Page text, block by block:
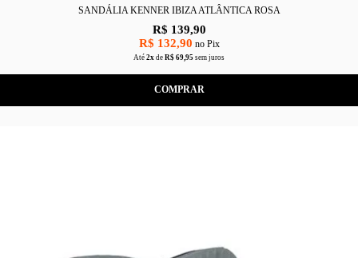
SANDÁLIA KENNER IBIZA ATLÂNTICA ROSA
R$ 139,90
R$ 132,90 no Pix
Até 2x de R$ 69,95 sem juros
COMPRAR